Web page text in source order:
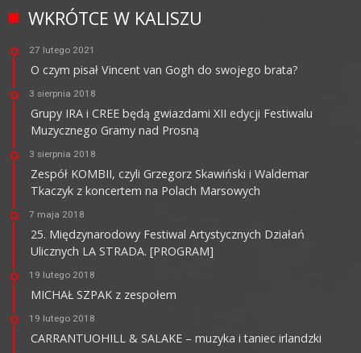
WKRÓTCE W KALISZU
27 lutego 2021
O czym pisał Vincent van Gogh do swojego brata?
3 sierpnia 2018
Grupy IRA i CREE będą gwiazdami XII edycji Festiwalu
Muzycznego Gramy nad Prosną
3 sierpnia 2018
Zespół KOMBII, czyli Grzegorz Skawiński i Waldemar
Tkaczyk z koncertem na Polach Marsowych
7 maja 2018
25. Międzynarodowy Festiwal Artystycznych Działań
Ulicznych LA STRADA. [PROGRAM]
19 lutego 2018
MICHAŁ SZPAK z zespołem
19 lutego 2018
CARRANTUOHILL & SALAKE – muzyka i taniec irlandzki